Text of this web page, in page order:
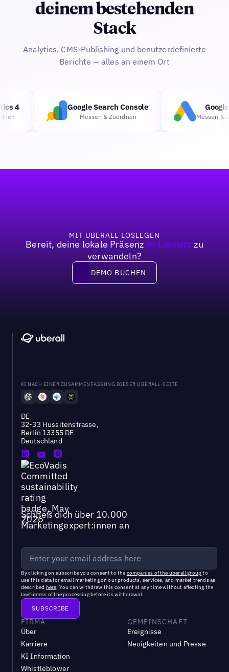
deinem bestehenden
Stack
Analytics, CMS-Publishing und benutzerdefinierte
Berichte — alles an einem Ort
4 Google Search Console
Messen & Zuordnen
Google
Messen &
MIT UBERALL LOSLEGEN
Bereit, deine lokale Präsenz in Umsatzzu
verwandeln?
DEMO BUCHEN
DEMO BUCHEN
KI NACH EINER ZUSAMMENFASSUNG DIESER UBERALL-SEITE
DE
32-33 Hussitenstrasse,
Berlin 13355 DE
Deutschland
Schließ dich über 10.000
Marketingexpert:innen an
By clicking on subscribe you consent to the companies of the uberall groupto
use this data for email marketing on our products, services, and market trends as
described here. You can withdraw this consent at any time without affecting the
lawfulness of the processing before its withdrawal.
FIRMA
Über
Karriere
KI Information
Whistleblower
GEMEINSCHAFT
Ereignisse
Neuigkeiten und Presse